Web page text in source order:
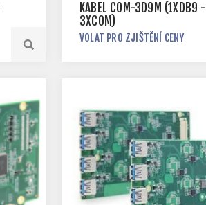
KABEL COM-3D9M (1XDB9 -
3XCOM)
VOLAT PRO ZJIŠTĚNÍ CENY